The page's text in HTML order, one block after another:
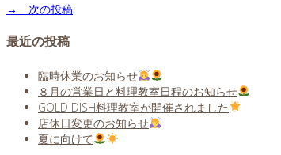
→ 次の投稿
最近の投稿
臨時休業のお知らせ
８月の営業日と料理教室日程のお知らせ
GOLD DISH料理教室が開催されました
店休日変更のお知らせ
夏に向けて